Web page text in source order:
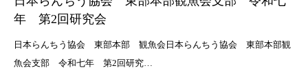
年 第2回研究会
日本らんちう協会 東部本部 観魚会日本らんちう協会 東部本部観
魚会支部 令和七年 第2回研究…